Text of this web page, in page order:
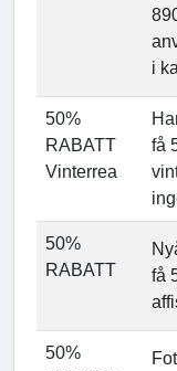
i
50%
RABATT
Vinterrea
få
50%
RABATT
få
50%